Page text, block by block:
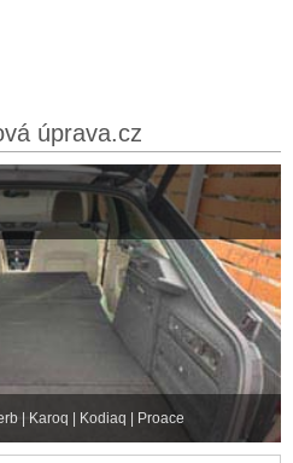
úprava.cz
| Karoq | Kodiaq | Proace